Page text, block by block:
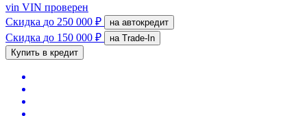
vin VIN проверен
Скидка до 250 000 ₽ на автокредит
Скидка до 150 000 ₽
на Trade-In
Купить в кредит